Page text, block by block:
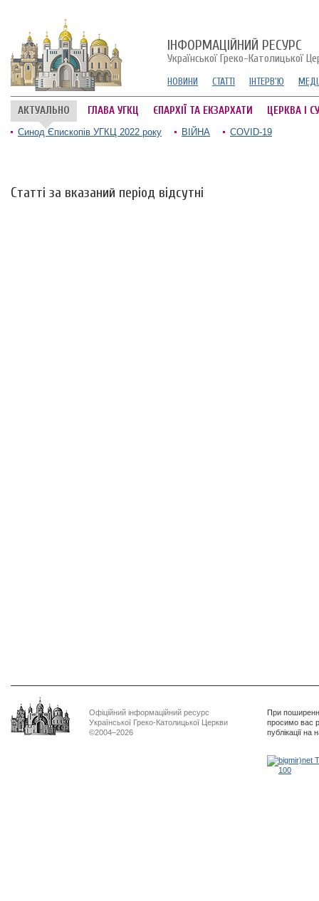
ІНФОРМАЦІЙНИЙ РЕСУРС
Української Греко-Католицької
НОВИНИ СТАТТІ ІНТЕРВ'Ю
АКТУАЛЬНО ГЛАВА УГКЦ ЄПАРХІЇ ТА ЕКЗАРХАТИ ЦЕРКВА І
Синод Єпископів УГКЦ 2022 року ВІЙНА COVID-19
Статті за вказаний період відсутні
Офіційний інформаційний ресурс
Української Греко-Католицької Церкви
©2004–2026
При
просимо вас
публікації на